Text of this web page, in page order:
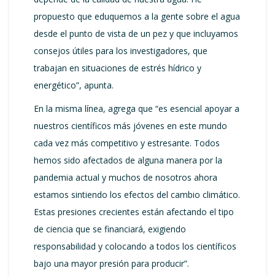
propuesto que eduquemos a la gente sobre el agua
desde el punto de vista de un pez y que incluyamos
consejos útiles para los investigadores, que
trabajan en situaciones de estrés hídrico y
energético”, apunta.
En la misma línea, agrega que “es esencial apoyar a
nuestros científicos más jóvenes en este mundo
cada vez más competitivo y estresante. Todos
hemos sido afectados de alguna manera por la
pandemia actual y muchos de nosotros ahora
estamos sintiendo los efectos del cambio climático.
Estas presiones crecientes están afectando el tipo
de ciencia que se financiará, exigiendo
responsabilidad y colocando a todos los científicos
bajo una mayor presión para producir”.